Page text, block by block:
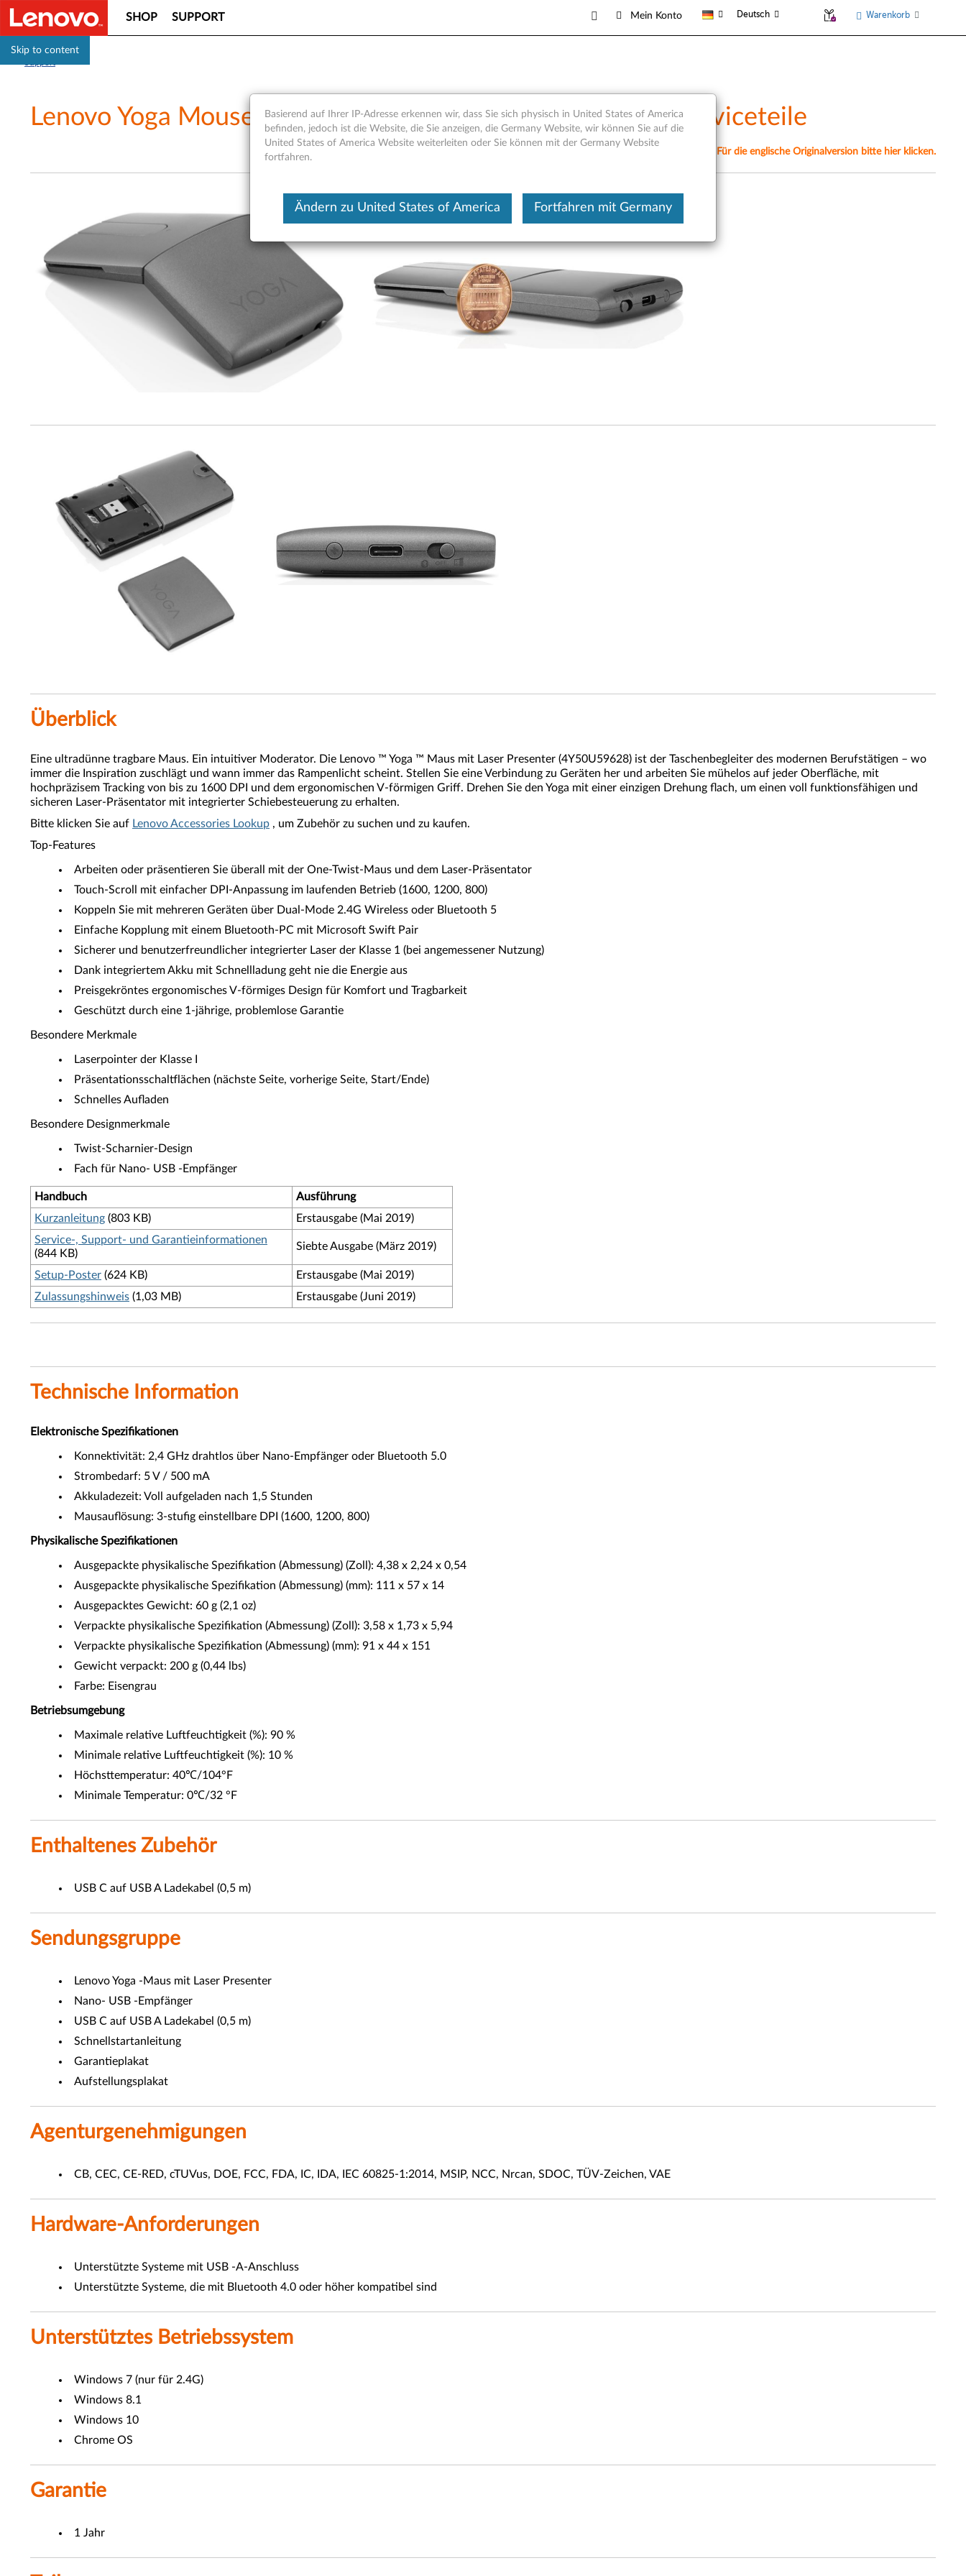
Skip to content
SHOP SUPPORT Mein Konto Deutsch Warenkorb
Lenovo Yoga Mouse mit Laser Presenter – Übersicht und Serviceteile
Dieser Beitrag wurde maschinell übersetzt. Für die englische Originalversion bitte hier klicken.
Überblick
Eine ultradünne tragbare Maus. Ein intuitiver Moderator. Die Lenovo ™ Yoga ™ Maus mit Laser Presenter (4Y50U59628) ist der Taschenbegleiter des modernen Berufstätigen – wo
immer die Inspiration zuschlägt und wann immer das Rampenlicht scheint. Stellen Sie eine Verbindung zu Geräten her und arbeiten Sie mühelos auf jeder Oberfläche, mit
hochpräzisem Tracking von bis zu 1600 DPI und dem ergonomischen V-förmigen Griff. Drehen Sie den Yoga mit einer einzigen Drehung flach, um einen voll funktionsfähigen und
sicheren Laser-Präsentator mit integrierter Schiebesteuerung zu erhalten.
Bitte klicken Sie auf Lenovo Accessories Lookup , um Zubehör zu suchen und zu kaufen.
Top-Features
Arbeiten oder präsentieren Sie überall mit der One-Twist-Maus und dem Laser-Präsentator
Touch-Scroll mit einfacher DPI-Anpassung im laufenden Betrieb (1600, 1200, 800)
Koppeln Sie mit mehreren Geräten über Dual-Mode 2.4G Wireless oder Bluetooth 5
Einfache Kopplung mit einem Bluetooth-PC mit Microsoft Swift Pair
Sicherer und benutzerfreundlicher integrierter Laser der Klasse 1 (bei angemessener Nutzung)
Dank integriertem Akku mit Schnellladung geht nie die Energie aus
Preisgekröntes ergonomisches V-förmiges Design für Komfort und Tragbarkeit
Geschützt durch eine 1-jährige, problemlose Garantie
Besondere Merkmale
Laserpointer der Klasse I
Präsentationsschaltflächen (nächste Seite, vorherige Seite, Start/Ende)
Schnelles Aufladen
Besondere Designmerkmale
Twist-Scharnier-Design
Fach für Nano- USB -Empfänger
Handbuch
Ausführung
Kurzanleitung (803 KB)
Erstausgabe (Mai 2019)
Service-, Support- und Garantieinformationen
(844 KB)
Siebte Ausgabe (März 2019)
Setup-Poster (624 KB)
Erstausgabe (Mai 2019)
Zulassungshinweis (1,03 MB) Erstausgabe (Juni 2019)
Technische Information
Elektronische Spezifikationen
Konnektivität: 2,4 GHz drahtlos über Nano-Empfänger oder Bluetooth 5.0
Strombedarf: 5 V / 500 mA
Akkuladezeit: Voll aufgeladen nach 1,5 Stunden
Mausauflösung: 3-stufig einstellbare DPI (1600, 1200, 800)
Physikalische Spezifikationen
Ausgepackte physikalische Spezifikation (Abmessung) (Zoll): 4,38 x 2,24 x 0,54
Ausgepackte physikalische Spezifikation (Abmessung) (mm): 111 x 57 x 14
Ausgepacktes Gewicht: 60 g (2,1 oz)
Verpackte physikalische Spezifikation (Abmessung) (Zoll): 3,58 x 1,73 x 5,94
Verpackte physikalische Spezifikation (Abmessung) (mm): 91 x 44 x 151
Gewicht verpackt: 200 g (0,44 lbs)
Farbe: Eisengrau
Betriebsumgebung
Maximale relative Luftfeuchtigkeit (%): 90 %
Minimale relative Luftfeuchtigkeit (%): 10 %
Höchsttemperatur: 40℃/104°F
Minimale Temperatur: 0℃/32 °F
Enthaltenes Zubehör
USB C auf USB A Ladekabel (0,5 m)
Sendungsgruppe
Lenovo Yoga -Maus mit Laser Presenter
Nano- USB -Empfänger
USB C auf USB A Ladekabel (0,5 m)
Schnellstartanleitung
Garantieplakat
Aufstellungsplakat
Agenturgenehmigungen
CB, CEC, CE-RED, cTUVus, DOE, FCC, FDA, IC, IDA, IEC 60825-1:2014, MSIP, NCC, Nrcan, SDOC, TÜV-Zeichen, VAE
Hardware-Anforderungen
Unterstützte Systeme mit USB -A-Anschluss
Unterstützte Systeme, die mit Bluetooth 4.0 oder höher kompatibel sind
Unterstütztes Betriebssystem
Windows 7 (nur für 2.4G)
Windows 8.1
Windows 10
Chrome OS
Garantie
1 Jahr
Basierend auf Ihrer IP-Adresse erkennen wir, dass Sie sich physisch in United States of America
befinden, jedoch ist die Website, die Sie anzeigen, die Germany Website, wir können Sie auf die
United States of America Website weiterleiten oder Sie können mit der Germany Website
fortfahren.
Ändern zu United States of America Fortfahren mit Germany